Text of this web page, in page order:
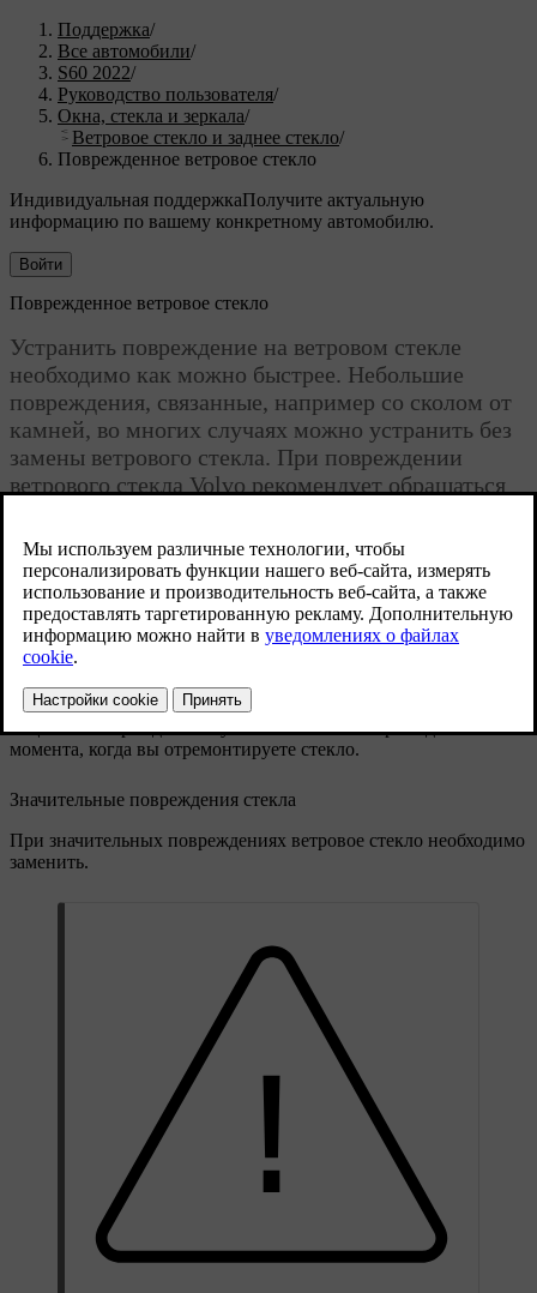
Поддержка/
Все автомобили/
S60 2022/
Руководство пользователя/
Окна, стекла и зеркала/
Ветровое стекло и заднее стекло/
Поврежденное ветровое стекло
Индивидуальная поддержкаПолучите актуальную
информацию по вашему конкретному автомобилю.
Войти
Обновленная версия 19.01.2022
Поврежденное ветровое стекло
Устранить повреждение на ветровом стекле
необходимо как можно быстрее. Небольшие
повреждения, связанные, например со сколом от
камней, во многих случаях можно устранить без
замены ветрового стекла. При повреждении
ветрового стекла Volvo рекомендует обращаться
Volvo.
Незначительные повреждения стекла
Желательно устранить повреждение в течение 24 часов, чтобы
избежать его расползания. При незначительном повреждении
ветрового стекла скотч для ремонта сколов от камней поможет
защитить поврежденный участок от пыли и грязи до того
момента, когда вы отремонтируете стекло.
Значительные повреждения стекла
При значительных повреждениях ветровое стекло необходимо
заменить.